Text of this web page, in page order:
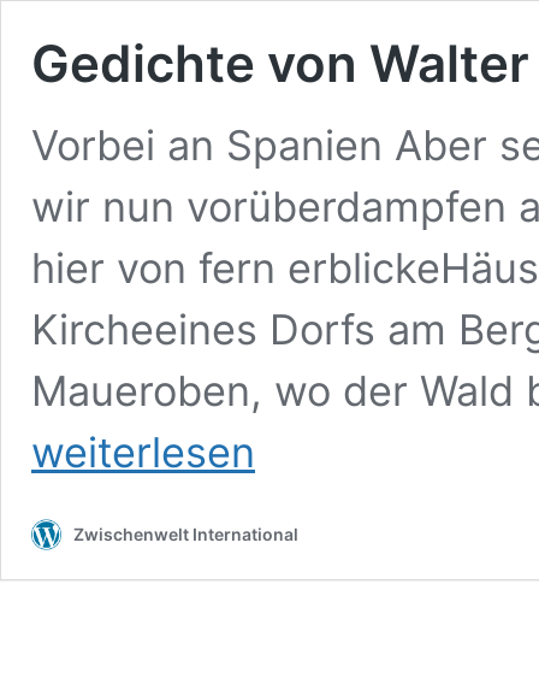
Gedichte von
Vorbei an Spanien Aber
wir nun vorüberdampfen
hier von fern
Kircheeines Dorfs am
Maueroben, wo der
Gedichte
von
(I.)
weiterlesen
Zwischenwelt International